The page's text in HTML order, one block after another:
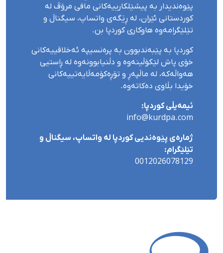
پێوەندیدار بە پیشێلکارییەکانی مافی مرۆڤ لە
کوردستانی ئێران، لە ڕێگەی واتساپ، سیگناڵ و
تێلێگرامەوە هاوکاری کوردپا بن.
کوردپا بە پێبەندبوون بە پرەنسیپە ئەخلاقییەکانی
خۆی پاش لێکۆڵینەوە و دڵنیابوونەوە لە ڕاستیی
هەواڵەکە، لە ماڵپەڕ و تۆڕەکۆمەڵایەتییەکانی
خۆیدا بڵاوی دەکاتەوە.
ئیمەیڵی کوردپا:
info@kurdpa.com
ژمارەی پێوەندیی کوردپا لە واتساپ، سیگناڵ و
تێلێگرام:
0012026078129